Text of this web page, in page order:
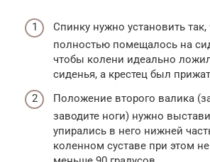
Спинку нужно установить
полностью помещалось на
чтобы колени идеально
сиденья, а крестец был
Положение второго валика
заводите ноги) нужно
упирались в него нижней
коленном суставе при этом